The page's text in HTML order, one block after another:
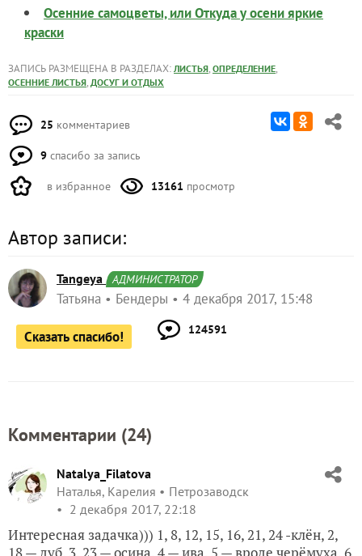
Осенние самоцветы, или Откуда у осени яркие
краски
ЗАПИСЬ РАЗМЕЩЕНА В РАЗДЕЛАХ: ЛИСТЬЯ, ОПРЕДЕЛЕНИЕ,
ОСЕННИЕ ЛИСТЬЯ, ДОСУГ И ОТДЫХ
25 комментариев
9 спасибо за запись
в избранное 13161 просмотр
Автор записи:
Tangeya АДМИНИСТРАТОР
Татьяна Бендеры 4 декабря 2017, 15:48
Сказать спасибо! 124591
Комментарии (24)
Natalya_Filatova
Наталья, Карелия
Петрозаводск
2 декабря 2017, 22:18
Интересная задачка))) 1, 8, 12, 15, 16, 21, 24 -клён, 2,